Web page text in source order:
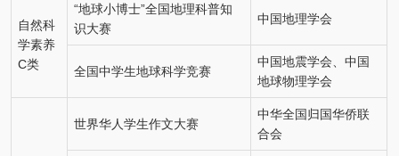
自然科
学素养
C类
“地球小博士”全国地理科普知
识大赛
中国地理学会
全国中学生地球科学竞赛
中国地震学会、中国
地球物理学会
世界华人学生作文大赛
中华全国归国华侨联
合会